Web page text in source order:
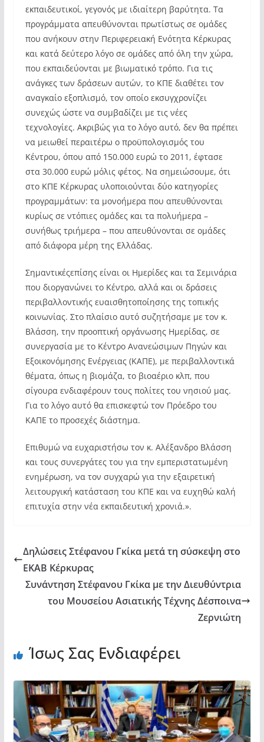
εκπαιδευτικοί, γεγονός με ιδιαίτερη βαρύτητα. Τα
προγράμματα απευθύνονται πρωτίστως σε ομάδες
που ανήκουν στην Περιφερειακή Ενότητα Κέρκυρας
και κατά δεύτερο λόγο σε ομάδες από όλη την χώρα,
που εκπαιδεύονται με βιωματικό τρόπο. Για τις
ανάγκες των δράσεων αυτών, το ΚΠΕ διαθέτει τον
αναγκαίο εξοπλισμό, τον οποίο εκσυγχρονίζει
συνεχώς ώστε να συμβαδίζει με τις νέες
τεχνολογίες. Ακριβώς για το λόγο αυτό, δεν θα πρέπει
να μειωθεί περαιτέρω ο προϋπολογισμός του
Κέντρου, όπου από 150.000 ευρώ το 2011, έφτασε
στα 30.000 ευρώ μόλις φέτος. Να σημειώσουμε, ότι
στο ΚΠΕ Κέρκυρας υλοποιούνται δύο κατηγορίες
προγραμμάτων: τα μονοήμερα που απευθύνονται
κυρίως σε ντόπιες ομάδες και τα πολυήμερα –
συνήθως τριήμερα – που απευθύνονται σε ομάδες
από διάφορα μέρη της Ελλάδας.
Σημαντικέςεπίσης είναι οι Ημερίδες και τα Σεμινάρια
που διοργανώνει το Κέντρο, αλλά και οι δράσεις
περιβαλλοντικής ευαισθητοποίησης της τοπικής
κοινωνίας. Στο πλαίσιο αυτό συζητήσαμε με τον κ.
Βλάσση, την προοπτική οργάνωσης Ημερίδας, σε
συνεργασία με το Κέντρο Ανανεώσιμων Πηγών και
Εξοικονόμησης Ενέργειας (ΚΑΠΕ), με περιβαλλοντικά
θέματα, όπως η βιομάζα, το βιοαέριο κλπ, που
σίγουρα ενδιαφέρουν τους πολίτες του νησιού μας.
Για το λόγο αυτό θα επισκεφτώ τον Πρόεδρο του
ΚΑΠΕ το προσεχές διάστημα.
Επιθυμώ να ευχαριστήσω τον κ. Αλέξανδρο Βλάσση
και τους συνεργάτες του για την εμπεριστατωμένη
ενημέρωση, να τον συγχαρώ για την εξαιρετική
λειτουργική κατάσταση του ΚΠΕ και να ευχηθώ καλή
επιτυχία στην νέα εκπαιδευτική χρονιά.».
Δηλώσεις Στέφανου Γκίκα μετά τη σύσκεψη στο
ΕΚΑΒ Κέρκυρας
Συνάντηση Στέφανου Γκίκα με την Διευθύντρια
του Μουσείου Ασιατικής Τέχνης Δέσποινα
Ζερνιώτη
Ίσως Σας Ενδιαφέρει